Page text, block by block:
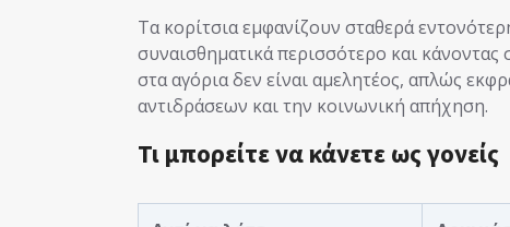
Τα κορίτσια εμφανίζουν σταθερά
συναισθηματικά περισσότερο και
στα αγόρια δεν είναι αμελητέος, απλώς
αντιδράσεων και την κοινωνική απήχηση.
Τι μπορείτε να κάνετε ως γονείς